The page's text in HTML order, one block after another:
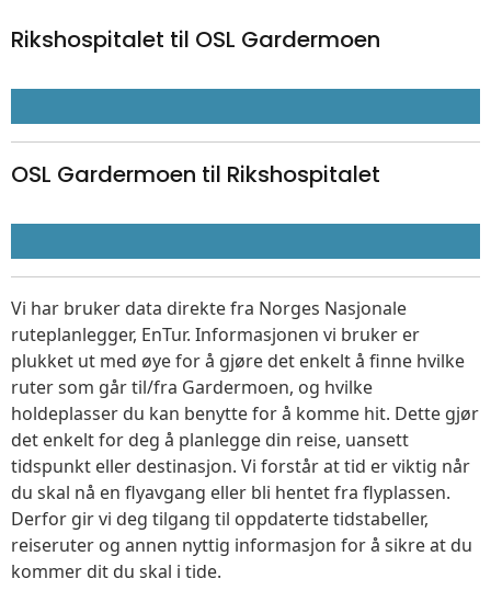
Rikshospitalet til OSL Gardermoen
OSL Gardermoen til Rikshospitalet
Vi har bruker data direkte fra Norges Nasjonale
ruteplanlegger, EnTur. Informasjonen vi bruker er
plukket ut med øye for å gjøre det enkelt å finne hvilke
ruter som går til/fra Gardermoen, og hvilke
holdeplasser du kan benytte for å komme hit. Dette gjør
det enkelt for deg å planlegge din reise, uansett
tidspunkt eller destinasjon. Vi forstår at tid er viktig når
du skal nå en flyavgang eller bli hentet fra flyplassen.
Derfor gir vi deg tilgang til oppdaterte tidstabeller,
reiseruter og annen nyttig informasjon for å sikre at du
kommer dit du skal i tide.